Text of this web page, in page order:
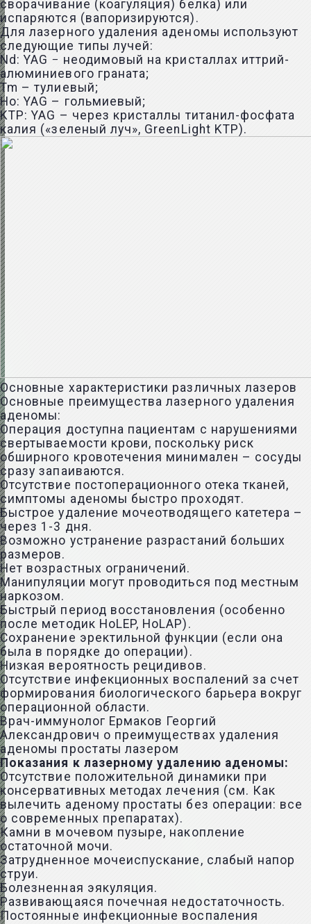
сворачивание (коагуляция) белка) или
испаряются (вапоризируются).
Для лазерного удаления аденомы используют
следующие типы лучей:
Nd: YAG − неодимовый на кристаллах иттрий-
алюминиевого граната;
Tm – тулиевый;
Ho: YAG – гольмиевый;
KTP: YAG – через кристаллы титанил-фосфата
калия («зеленый луч», GreenLight KTP).
Основные характеристики различных лазеров
Основные преимущества лазерного удаления
аденомы:
Операция доступна пациентам с нарушениями
свертываемости крови, поскольку риск
обширного кровотечения минимален – сосуды
сразу запаиваются.
Отсутствие постоперационного отека тканей,
симптомы аденомы быстро проходят.
Быстрое удаление мочеотводящего катетера –
через 1-3 дня.
Возможно устранение разрастаний больших
размеров.
Нет возрастных ограничений.
Манипуляции могут проводиться под местным
наркозом.
Быстрый период восстановления (особенно
после методик HoLEP, HoLAP).
Сохранение эректильной функции (если она
была в порядке до операции).
Низкая вероятность рецидивов.
Отсутствие инфекционных воспалений за счет
формирования биологического барьера вокруг
операционной области.
Врач-иммунолог Ермаков Георгий
Александрович о преимуществах удаления
аденомы простаты лазером
Показания к лазерному удалению аденомы:
Отсутствие положительной динамики при
консервативных методах лечения (см. Как
вылечить аденому простаты без операции: все
о современных препаратах).
Камни в мочевом пузыре, накопление
остаточной мочи.
Затрудненное мочеиспускание, слабый напор
струи.
Болезненная эякуляция.
Развивающаяся почечная недостаточность.
Постоянные инфекционные воспаления